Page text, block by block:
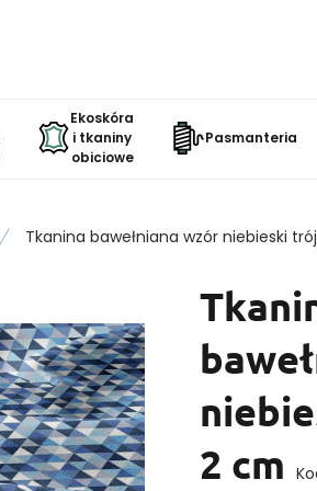
Ekoskóra
i tkaniny
obiciowe
Pasmanteria
Tkanina bawełniana wzór niebieski
2 cm